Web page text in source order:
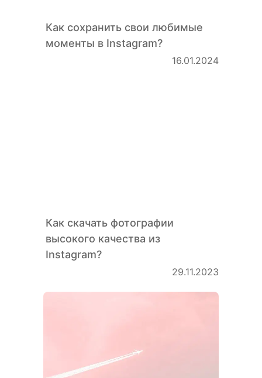
Как сохранить свои любимые
моменты в Instagram?
16.01.2024
Как скачать фотографии
высокого качества из
Instagram?
29.11.2023